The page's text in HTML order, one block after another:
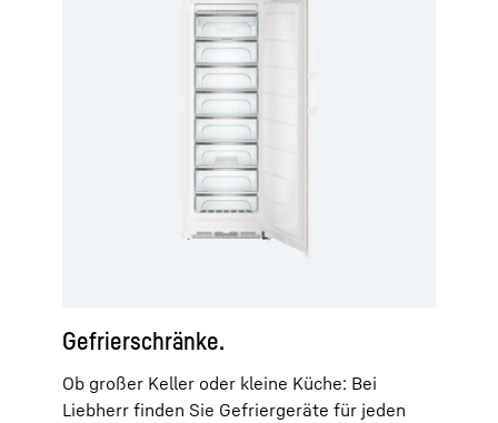
Gefrierschränke.
Ob großer Keller oder kleine Küche: Bei
Liebherr finden Sie Gefriergeräte für jeden